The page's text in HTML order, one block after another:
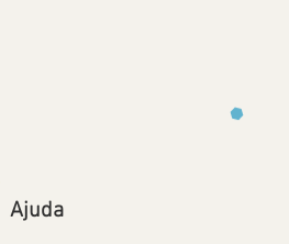
Ajuda